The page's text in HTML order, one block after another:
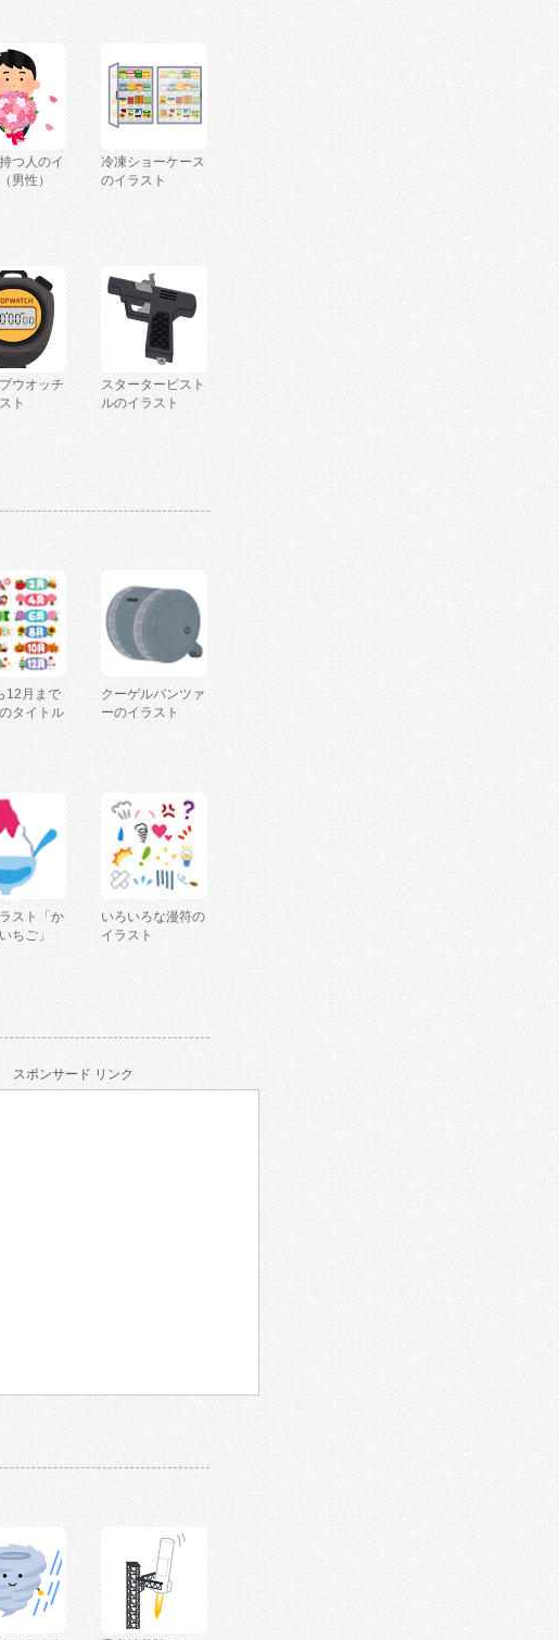
つ人のイ
男性）
冷凍ショーケース
のイラスト
ウオッチ
ト
スターターピスト
ルのイラスト
12月まで
タイトル
クーゲルパンツァ
ーのイラスト
スト「か
ちご」
いろいろな漫符の
イラスト
スポンサード リンク